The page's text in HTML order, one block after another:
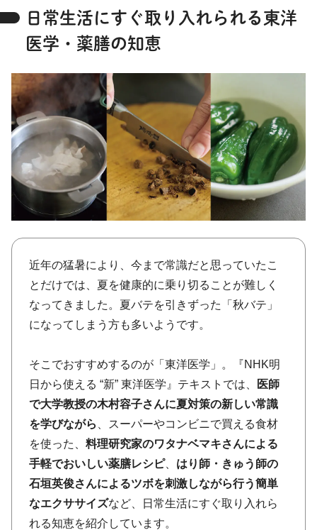
ABOUT
keyword
日常生活にすぐ取り入れられる東洋
医学・薬膳の知恵
近年の猛暑により、今まで常識だと思っていたこ
とだけでは、夏を健康的に乗り切ることが難しく
なってきました。夏バテを引きずった「秋バテ」
になってしまう方も多いようです。
そこでおすすめするのが「東洋医学」。『NHK明
日から使える “新” 東洋医学』テキストでは、
医師
で大学教授の木村容子さんに夏対策の新しい常識
を学びながら
、スーパーやコンビニで買える食材
を使った、 料理研究家のワタナベマキさんによる
手軽でおいしい薬膳レシピ、 はり師・きゅう師の
石垣英俊さんによるツボを刺激しながら行う簡単
なエクササイズなど、日常生活にすぐ取り入れら
れる知恵を紹介しています。